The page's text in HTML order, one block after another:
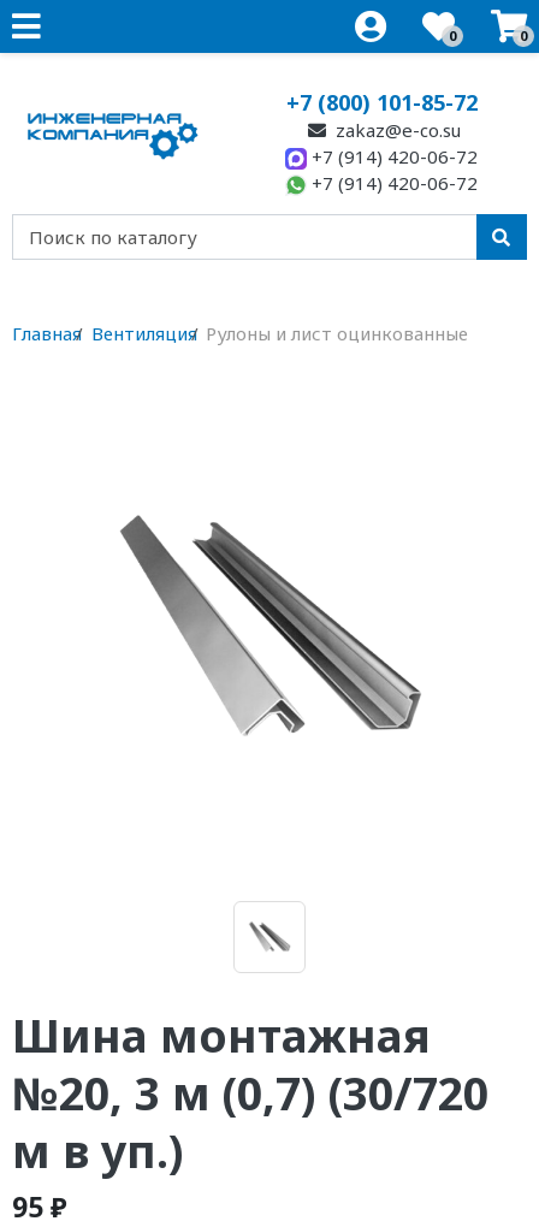
0 0
+7 (800) 101-85-72
zakaz@e-co.su
+7 (914) 420-06-72
+7 (914) 420-06-72
Главная Вентиляция Рулоны и лист оцинкованные
Шина монтажная
№20, 3 м (0,7) (30/720
м в уп.)
95 ₽